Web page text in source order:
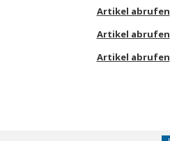
Artikel abrufen
Artikel abrufen
Artikel abrufen